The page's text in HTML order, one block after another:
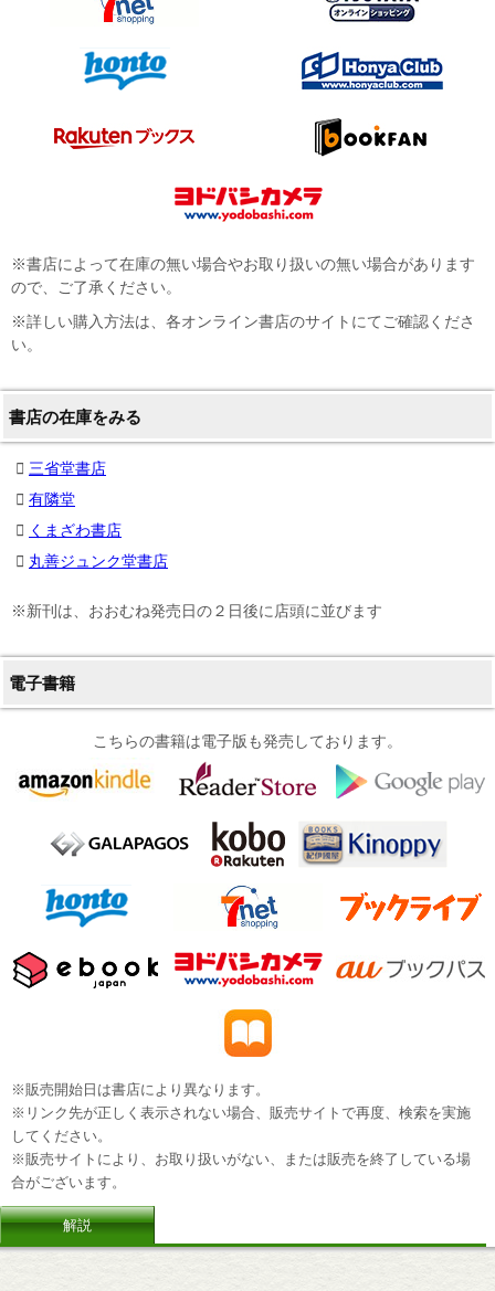
※書店によって在庫の無い場合やお取り扱いの無い場合があります
ので、ご了承ください。
※詳しい購入方法は、各オンライン書店のサイトにてご確認くださ
い。
書店の在庫をみる
三省堂書店
有隣堂
くまざわ書店
丸善ジュンク堂書店
※新刊は、おおむね発売日の２日後に店頭に並びます
電子書籍
こちらの書籍は電子版も発売しております。
※販売開始日は書店により異なります。
※リンク先が正しく表示されない場合、販売サイトで再度、検索を実施
してください。
※販売サイトにより、お取り扱いがない、または販売を終了している場
合がございます。
解説